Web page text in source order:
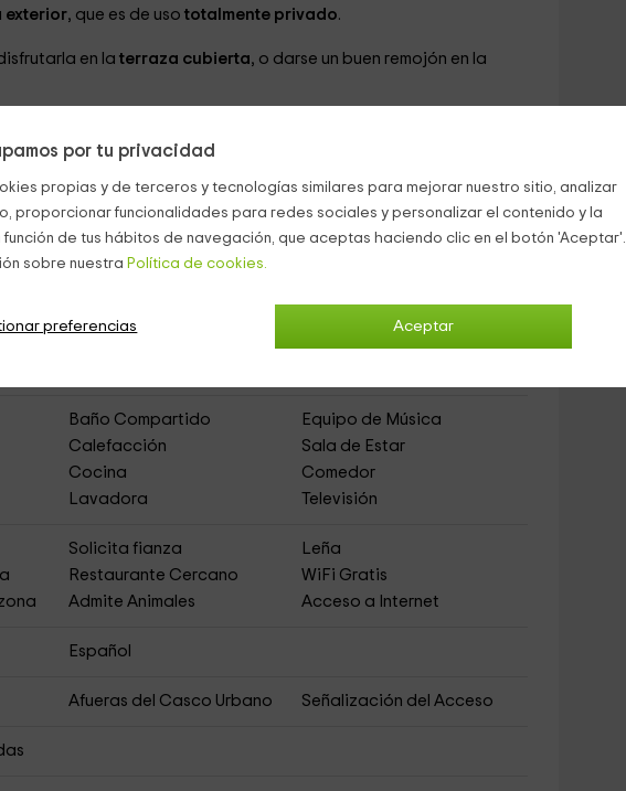
por tu privacidad
propias y de terceros y tecnologías similares para mejorar nuestro sitio, analizar
proporcionar funcionalidades para redes sociales y personalizar el contenido y la
de tus hábitos de navegación, que aceptas haciendo clic en el botón 'Aceptar'.
sobre nuestra Política de cookies.
Aceptar
preferencias
exterior, que es de uso totalmente privado.
en la terraza cubierta, o darse un buen remojón en la
(Casa Rural de Alquiler Íntegro)
Baño Compartido
Equipo de Música
Calefacción
Sala de Estar
Cocina
Comedor
Lavadora Televisión
Solicita fianza
Leña
Restaurante Cercano
WiFi Gratis
Admite Animales Acceso a Internet
Español
Afueras del Casco Urbano Señalización del Acceso